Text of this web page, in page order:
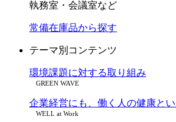
執務室・会議室など
常備在庫品から探す
テーマ別コンテンツ
環境課題に対する取り組み
GREEN WAVE
企業経営にも、働く人の健康と
WELL at Work